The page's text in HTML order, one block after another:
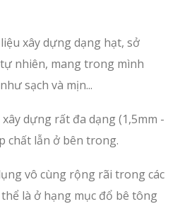
xây dựng dạng hạt, sở
nhiên, mang trong mình
sạch và mịn...
dựng rất đa dạng (1,5mm -
chất lẫn ở bên trong.
vô cùng rộng rãi trong các
là ở hạng mục đổ bê tông